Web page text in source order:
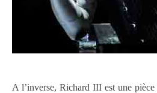
A l’inverse, Richard III est une